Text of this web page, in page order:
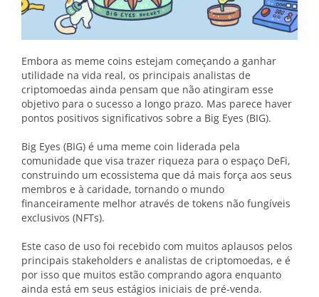
Embora as meme coins estejam começando a ganhar
utilidade na vida real, os principais analistas de
criptomoedas ainda pensam que não atingiram esse
objetivo para o sucesso a longo prazo. Mas parece haver
pontos positivos significativos sobre a Big Eyes (BIG).
Big Eyes (BIG) é uma meme coin liderada pela
comunidade que visa trazer riqueza para o espaço DeFi,
construindo um ecossistema que dá mais força aos seus
membros e à caridade, tornando o mundo
financeiramente melhor através de tokens não fungíveis
exclusivos (NFTs).
Este caso de uso foi recebido com muitos aplausos pelos
principais stakeholders e analistas de criptomoedas, e é
por isso que muitos estão comprando agora enquanto
ainda está em seus estágios iniciais de pré-venda.